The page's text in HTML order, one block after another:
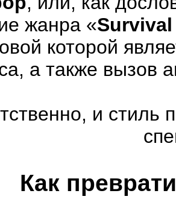
жанра «
которой
а также вызов
и стиль
Как